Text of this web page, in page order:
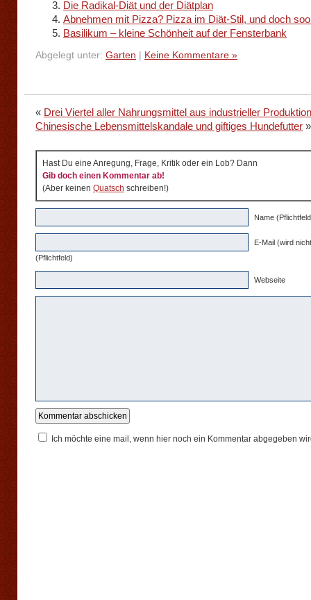
Die Radikal-Diät und der Diätplan
Abnehmen mit Pizza? Pizza im Diät-Stil, und doch
Basilikum – kleine Schönheit auf der Fensterbank
Abgelegt unter: Garten Keine Kommentare »
« Drei Viertel aller Nahrungsmittel aus industrieller Produktion
Chinesische Lebensmittelskandale und giftiges Hundefutter »
Hast Du eine Anregung, Frage, Kritik oder ein Lob? Dann
Gib doch einen Kommentar ab!
(Aber keinen Quatsch schreiben!)
Name
E-Mail (wird
(Pflichtfeld)
Webseite
Ich möchte eine mail, wenn hier noch ein Kommentar abgegeben